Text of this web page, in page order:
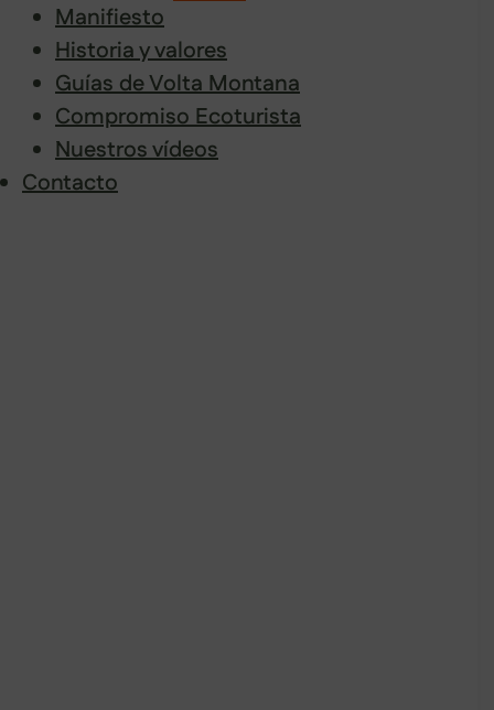
Manifiesto
Historia y valores
Guías de Volta Montana
Compromiso Ecoturista
Nuestros vídeos
Contacto